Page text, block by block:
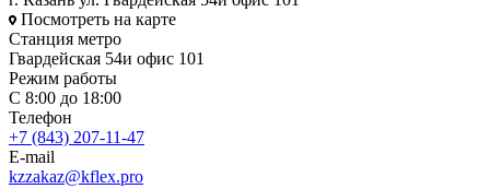
Посмотреть на карте
Станция метро
Гвардейская 54и офис 101
Режим работы
С 8:00 до 18:00
Телефон
+7 (843) 207-11-47
E-mail
kzzakaz@kflex.pro